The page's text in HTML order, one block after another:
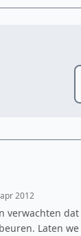
2012
verwachten
Laten